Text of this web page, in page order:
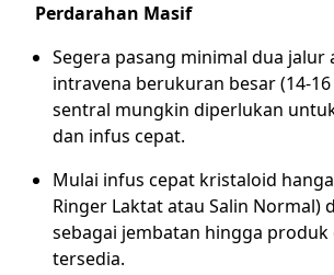
Perdarahan Masif
Segera pasang minimal dua jalur
intravena berukuran besar (14-16
sentral mungkin diperlukan
dan infus cepat.
Mulai infus cepat kristaloid
Ringer Laktat atau Salin Normal)
sebagai jembatan hingga produk
tersedia.